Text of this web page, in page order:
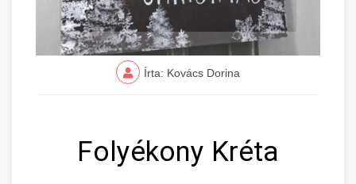
Írta: Kovács Dorina
Folyékony Kréta